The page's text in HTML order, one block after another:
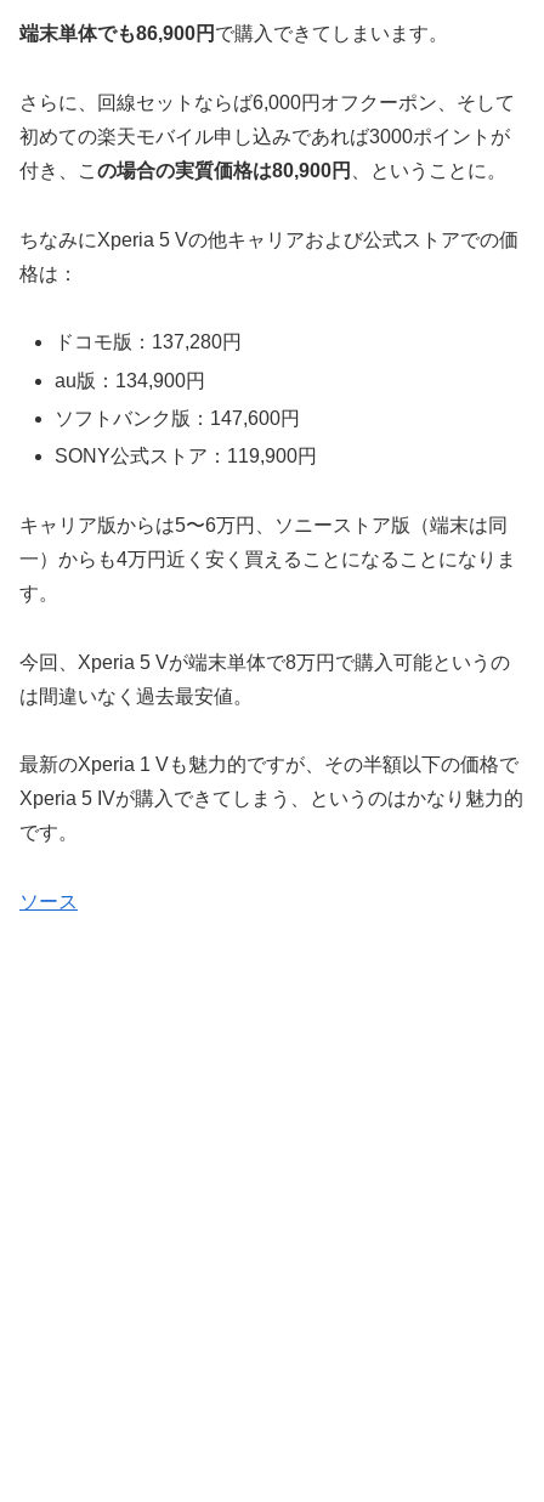
端末単体でも86,900円 で購入できてしまいます。
さらに、回線セットならば6,000円オフクーポン、そして
初めての楽天モバイル申し込みであれば3000ポイントが
付き、こ の場合の実質価格は80,900円 、ということに。
ちなみにXperia 5 Vの他キャリアおよび公式ストアでの価
格は：
ドコモ版：137,280円
au版：134,900円
ソフトバンク版：147,600円
SONY公式ストア：119,900円
キャリア版からは5〜6万円、ソニーストア版（端末は同
一）からも4万円近く安く買えることになることになりま
す。
今回、Xperia 5 Vが端末単体で8万円で購入可能というの
は間違いなく過去最安値。
最新のXperia 1 Vも魅力的ですが、その半額以下の価格で
Xperia 5 IVが購入できてしまう、というのはかなり魅力的
です。
ソース